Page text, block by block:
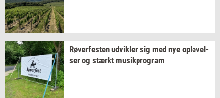
Rø­ver­fe­sten ud­vik­ler sig med nye op­le­vel­
ser og stærkt mu­sikpro­gram